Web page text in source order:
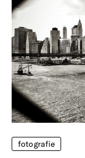
fotografie